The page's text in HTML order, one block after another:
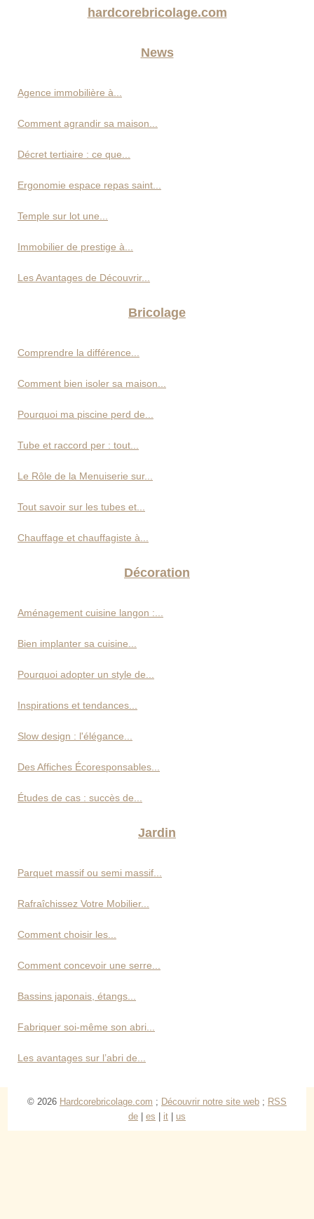
hardcorebricolage.com
News
Agence immobilière à...
Comment agrandir sa maison...
Décret tertiaire : ce que...
Ergonomie espace repas saint...
Temple sur lot une...
Immobilier de prestige à...
Les Avantages de Découvrir...
Bricolage
Comprendre la différence...
Comment bien isoler sa maison...
Pourquoi ma piscine perd de...
Tube et raccord per : tout...
Le Rôle de la Menuiserie sur...
Tout savoir sur les tubes et...
Chauffage et chauffagiste à...
Décoration
Aménagement cuisine langon :...
Bien implanter sa cuisine...
Pourquoi adopter un style de...
Inspirations et tendances...
Slow design : l'élégance...
Des Affiches Écoresponsables...
Études de cas : succès de...
Jardin
Parquet massif ou semi massif...
Rafraîchissez Votre Mobilier...
Comment choisir les...
Comment concevoir une serre...
Bassins japonais, étangs...
Fabriquer soi-même son abri...
Les avantages sur l’abri de...
© 2026 Hardcorebricolage.com ; Découvrir notre site web ; RSS
de | es | it | us